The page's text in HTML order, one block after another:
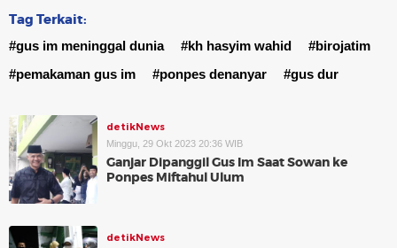
Tag Terkait:
#gus im meninggal dunia #kh hasyim wahid
#birojatim
#pemakaman gus im
#ponpes denanyar #gus dur
detikNews
Minggu, 29 Okt 2023 20:36 WIB
Ganjar Dipanggil Gus Im Saat Sowan ke
Ponpes Miftahul Ulum
detikNews